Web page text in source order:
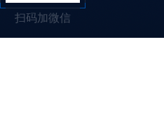
扫码加微信